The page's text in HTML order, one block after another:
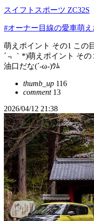
スイフトスポーツ ZC32S
#オーナー目線の愛車萌
萌えポイント その1 この
´﹃｀*)萌えポイント そ
油口だな(´-ω-)ｳﾑ
thumb_up 116
comment13
2026/04/12 21:38